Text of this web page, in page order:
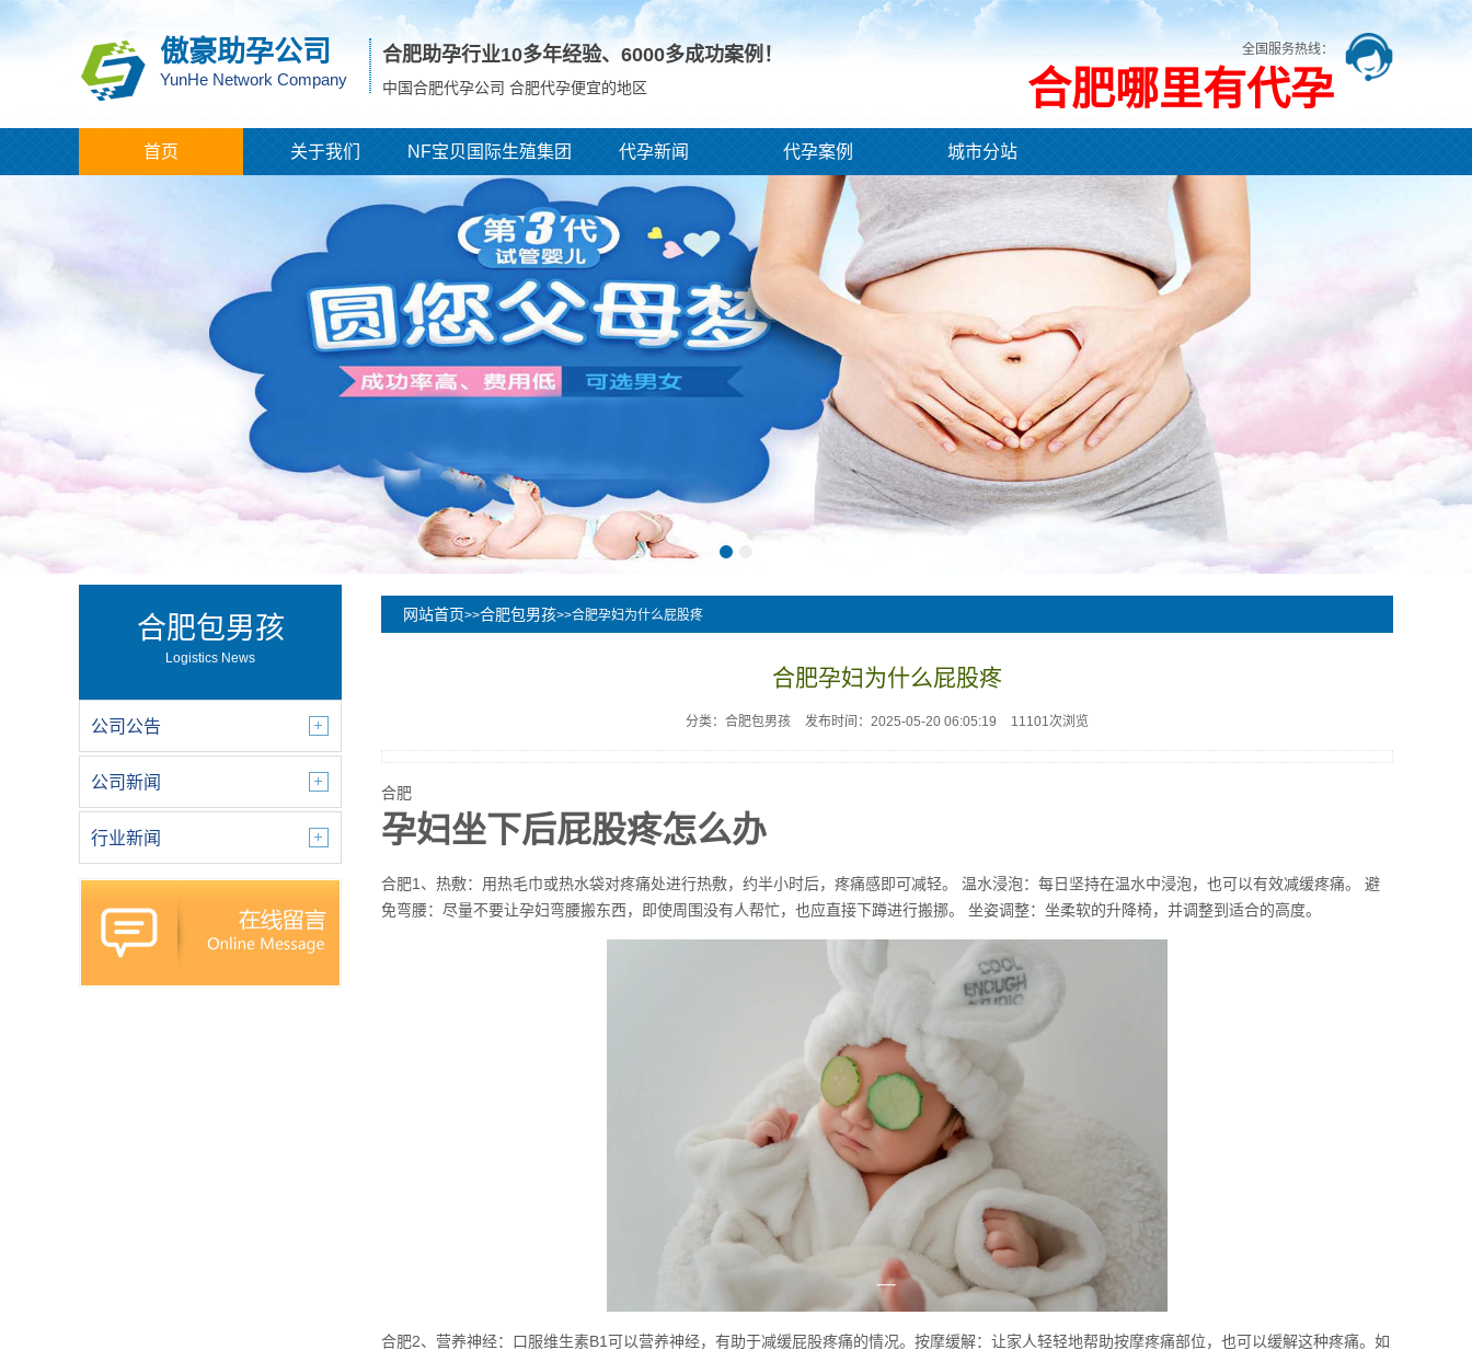
傲豪助孕公司
YunHe Network Company
合肥助孕行业10多年经验、 6000多成功案例！
中国合肥代孕公司 合肥代孕便宜的地区
全国服务热线：
合肥哪里有代孕
首页 关于我们 NF宝贝国际生殖集团 代孕新闻 代孕案例 城市分站
合肥包男孩
Logistics News
公司公告
公司新闻
行业新闻
网站首页>>合肥包男孩>>合肥孕妇为什么屁股疼
合肥孕妇为什么屁股疼
分类：合肥包男孩 发布时间：2025-05-20 06:05:19 11101次浏览
合肥
孕妇坐下后屁股疼怎么办
合肥1、热敷：用热毛巾或热水袋对疼痛处进行热敷，约半小时后，疼痛感即可减轻。 温水浸泡：每日坚持在温水中浸泡，也可以有效减缓疼痛。 避
免弯腰：尽量不要让孕妇弯腰搬东西，即使周围没有人帮忙，也应直接下蹲进行搬挪。 坐姿调整：坐柔软的升降椅，并调整到适合的高度。
合肥2、营养神经：口服维生素B1可以营养神经，有助于减缓屁股疼痛的情况。按摩缓解：让家人轻轻地帮助按摩疼痛部位，也可以缓解这种疼痛。如